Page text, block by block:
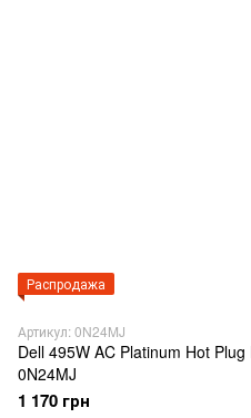
Распродажа
Артикул: 0N24MJ
Dell 495W AC Platinum Hot
0N24MJ
1 170 грн